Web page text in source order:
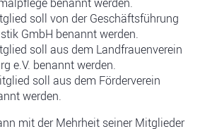
soll von der Geschäftsführung
GmbH benannt werden.
soll aus dem Landfrauenverein
e.V. benannt werden.
soll aus dem Förderverein
werden.
mit der Mehrheit seiner Mitglieder